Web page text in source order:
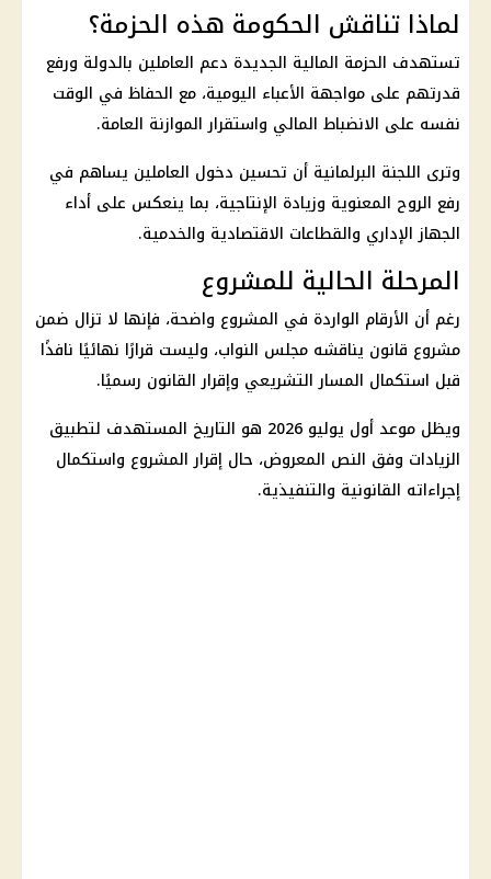
لماذا تناقش الحكومة هذه الحزمة؟
تستهدف الحزمة المالية الجديدة دعم العاملين بالدولة ورفع
قدرتهم على مواجهة الأعباء اليومية، مع الحفاظ في الوقت
نفسه على الانضباط المالي واستقرارالموازنة العامة.
وترى اللجنة البرلمانية أن تحسين دخول العاملين يساهم في
رفع الروح المعنوية وزيادة الإنتاجية، بما ينعكس على أداء
الجهاز الإداري والقطاعات الاقتصادية والخدمية.
المرحلة الحالية للمشروع
رغم أن الأرقام الواردة في المشروع واضحة، فإنها لا تزال ضمن
مشروع قانون يناقشه مجلس النواب، وليست قرارًا نهائيًا نافذًا
قبل استكمال المسار التشريعي وإقرار القانون رسميًا.
ويظل موعد أول يوليو 2026 هو التاريخ المستهدف لتطبيق
الزيادات وفق النص المعروض، حال إقرار المشروع واستكمال
إجراءاته القانونية والتنفيذية.